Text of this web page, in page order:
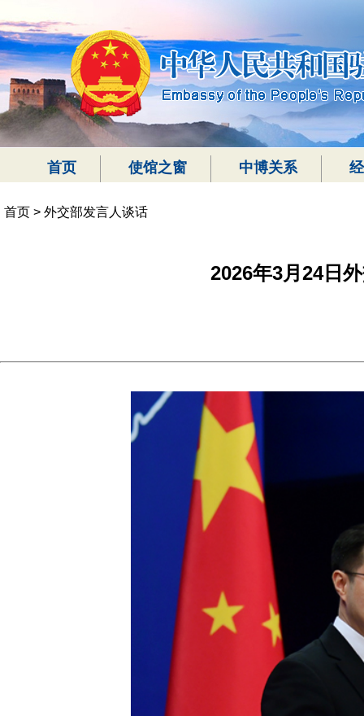
首页 使馆之窗 中博关系
首页 > 外交部发言人谈话
2026年3月24日